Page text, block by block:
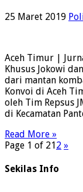
25 Maret 2019
Aceh Timur |
Khusus Jokowi
dari mantan
Konvoi di Aceh
oleh Tim Repsus
di Kecamatan
Read More »
Page 1 of 212 »
Sekilas Info